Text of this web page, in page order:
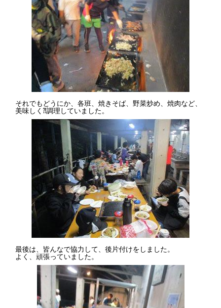
それでもどうにか、各班、焼きそば、野菜炒め、焼肉など、
美味しく⁈調理していました。
最後は、皆んなで協力して、後片付けをしました。
よく、頑張っていました。